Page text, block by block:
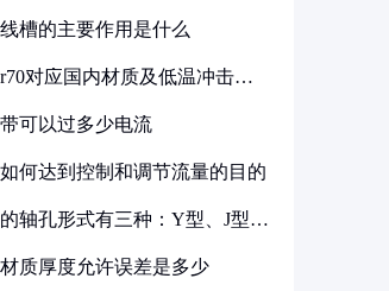
槽的主要作用是什么
对应国内材质及低温冲击要
可以过多少电流
何达到控制和调节流量的目的
轴孔形式有三种：Y型、J型、
质厚度允许误差是多少